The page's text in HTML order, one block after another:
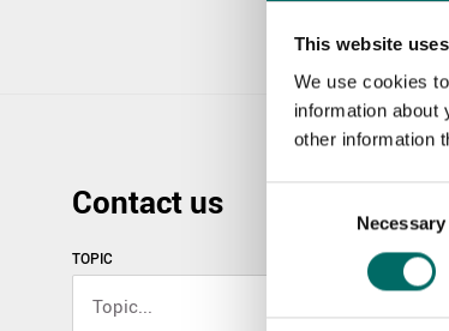
This website
We use cookies
information about
other information
Necessary
Contact us
TOPIC